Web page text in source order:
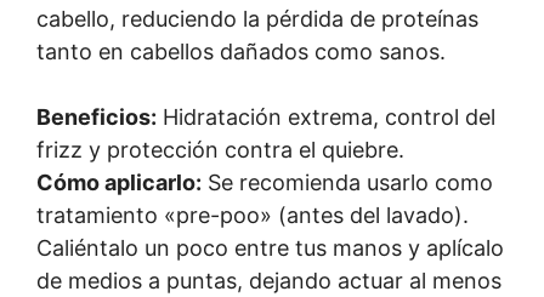
cabello, reduciendo la pérdida de proteínas
tanto en cabellos dañados como sanos.
Beneficios: Hidratación extrema, control del
frizz y protección contra el quiebre.
Cómo aplicarlo: Se recomienda usarlo como
tratamiento «pre-poo» (antes del lavado).
Caliéntalo un poco entre tus manos y aplícalo
de medios a puntas, dejando actuar al menos